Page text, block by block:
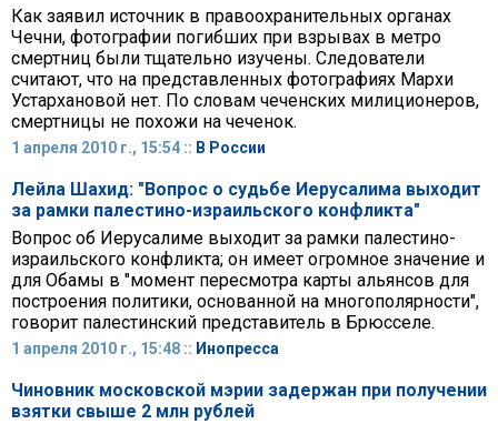
Как заявил источник в правоохранительных органах
Чечни, фотографии погибших при взрывах в метро
смертниц были тщательно изучены. Следователи
считают, что на представленных фотографиях Мархи
Устархановой нет. По словам чеченских милиционеров,
смертницы не похожи на чеченок.
1 апреля 2010 г., 15:54 :: В России
Лейла Шахид: "Вопрос о судьбе Иерусалима выходит
за рамки палестино-израильского конфликта"
Вопрос об Иерусалиме выходит за рамки палестино-
израильского конфликта; он имеет огромное значение и
для Обамы в "момент пересмотра карты альянсов для
построения политики, основанной на многополярности",
говорит палестинский представитель в Брюсселе.
1 апреля 2010 г., 15:48 :: Инопресса
Чиновник московской мэрии задержан при получении
взятки свыше 2 млн рублей